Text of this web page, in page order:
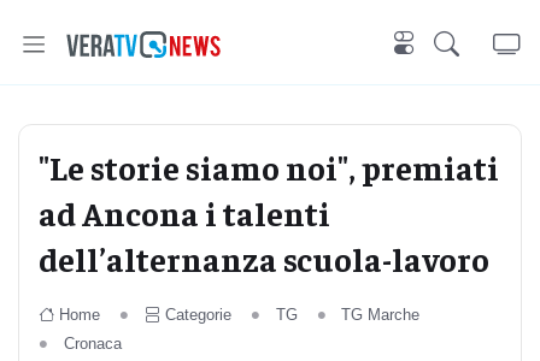
"Le storie siamo noi", premiati
ad Ancona i talenti
dell’alternanza scuola-lavoro
Home Categorie TG
TG Marche
Cronaca